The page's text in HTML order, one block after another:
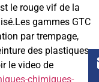
le rouge vif de la
gammes GTC
par trempage,
des plastiques
le video de
chimiques-